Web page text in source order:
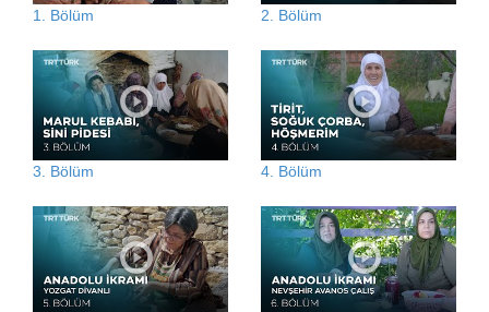
1. Bölüm 2. Bölüm
3. Bölüm 4. Bölüm